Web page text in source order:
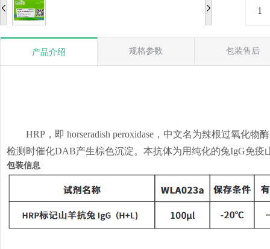
产品介绍 规格参数 包装售后
HRP，即 horseradish peroxidase，中文名为辣根过氧化
检测时催化DAB产生棕色沉淀。本抗体为用纯化的兔IgG免
包装信息